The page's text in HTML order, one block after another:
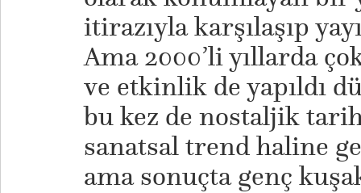
itirazıyla karşılaşıp
Ama 2000’li yıllarda
ve etkinlik de yapıldı
bu kez de nostaljik
sanatsal trend haline
ama sonuçta genç